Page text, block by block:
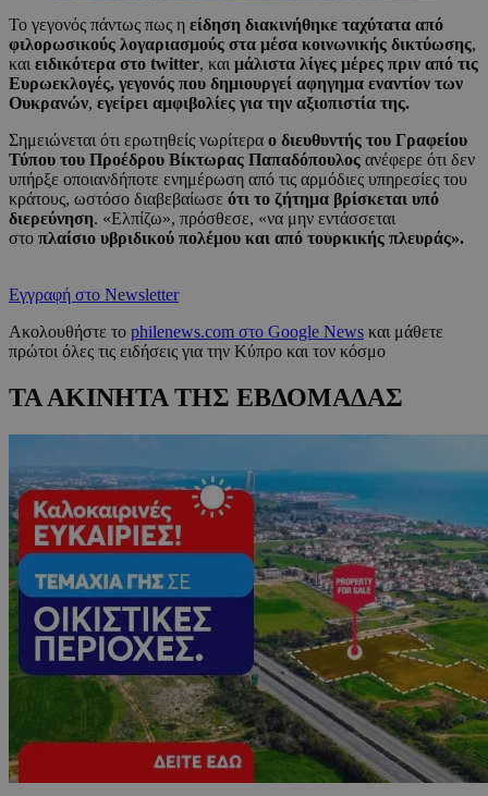
Το γεγονός πάντως πως η είδηση διακινήθηκε ταχύτατα από
φιλορωσικούς λογαριασμούς στα μέσα κοινωνικής δικτύωσης,
και ειδικότερα στο twitter, και μάλιστα λίγες μέρες πριν από τις
Ευρωεκλογές, γεγονός που δημιουργεί αφηγημα εναντίον των
Ουκρανών, εγείρει αμφιβολίες για την αξιοπιστία της.
Σημειώνεται ότι ερωτηθείς νωρίτερα ο διευθυντής του Γραφείου
Τύπου του Προέδρου Βίκτωρας Παπαδόπουλος ανέφερε ότι δεν
υπήρξε οποιανδήποτε ενημέρωση από τις αρμόδιες υπηρεσίες του
κράτους, ωστόσο διαβεβαίωσε ότι το ζήτημα βρίσκεται υπό
διερεύνηση. «Ελπίζω», πρόσθεσε, «να μην εντάσσεται
στο πλαίσιο υβριδικού πολέμου και από τουρκικής πλευράς».
Εγγραφή στο Newsletter
Ακολουθήστε το philenews.com στο Google News και μάθετε
πρώτοι όλες τις ειδήσεις για την Κύπρο και τον κόσμο
ΤΑ ΑΚΙΝΗΤΑ ΤΗΣ ΕΒΔΟΜΑΔΑΣ